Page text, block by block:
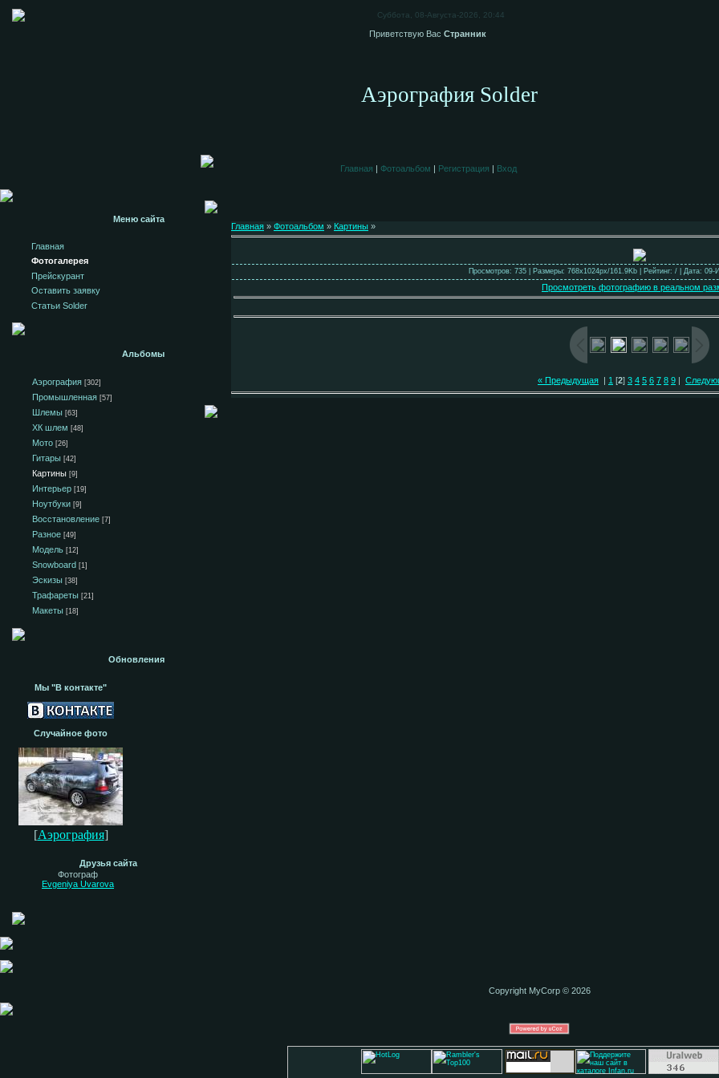
Суббота, 08-Августа-2026, 20:44
Приветствую Вас Странник
Аэрография Solder
Главная | Фотоальбом | Регистрация | Вход
Меню сайта
Главная
Фотогалерея
Прейскурант
Оставить заявку
Статьи Solder
Альбомы
Аэрография [302]
Промышленная [57]
Шлемы [63]
ХК шлем [48]
Мото [26]
Гитары [42]
Картины [9]
Интерьер [19]
Ноутбуки [9]
Восстановление [7]
Разное [49]
Модель [12]
Snowboard [1]
Эскизы [38]
Трафареты [21]
Макеты [18]
Обновления
Мы "В контакте"
Случайное фото
[Аэрография]
Друзья сайта
Фотограф
Evgeniya Uvarova
Главная » Фотоальбом » Картины »
Просмотров: 735 | Размеры: 768x1024px/161.9Kb | Рейтинг: / | Дата: 09-
Просмотреть фотографию в реальном
« Предыдущая | 1 [2] 3 4 5 6 7 8 9 |
Copyright MyCorp © 2026